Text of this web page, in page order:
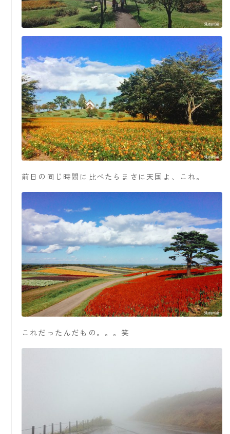
前日の同じ時間に比べたらまさに天国よ、これ。
これだったんだもの。。。笑